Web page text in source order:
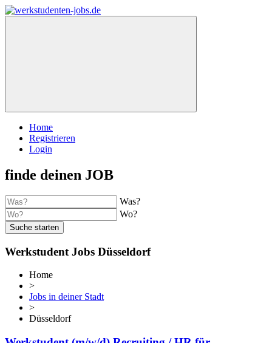
Home
Registrieren
Login
finde deinen JOB
Was?
Wo?
Suche starten
Werkstudent Jobs Düsseldorf
Home
>
Jobs in deiner Stadt
>
Düsseldorf